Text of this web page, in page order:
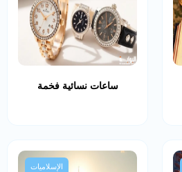
ساعات نسائية فخمة
الإسلاميات